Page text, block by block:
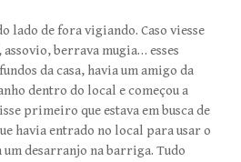
lado de fora vigiando. Caso viesse
berrava mugia… esses
da casa, havia um amigo da
dentro do local e começou a
primeiro que estava em busca de
havia entrado no local para usar o
desarranjo na barriga. Tudo